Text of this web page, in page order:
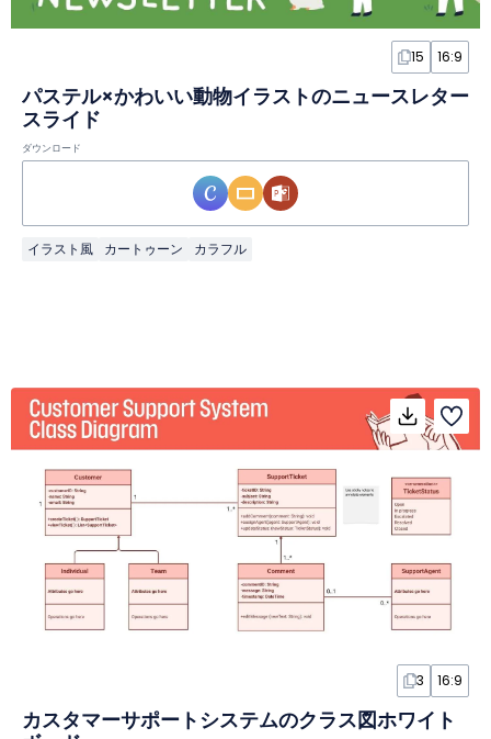
15 16:9
パステル×かわいい動物イラストのニュースレター
スライド
ダウンロード
イラスト風 カートゥーン カラフル
3 16:9
カスタマーサポートシステムのクラス図ホワイト